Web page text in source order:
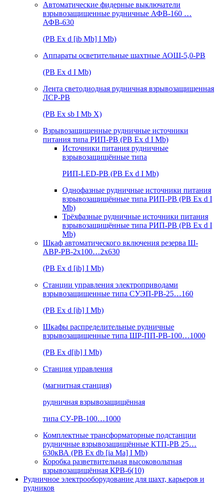
Автоматические фидерные выключатели
взрывозащищенные рудничные АФВ-160 …
АФВ-630
(РВ Ex d [ib Mb] I Mb)
Аппараты осветительные шахтные АОШ-5,0-РВ
(РВ Ex d I Mb)
Лента светодиодная рудничная взрывозащищенная
ЛСР-РВ
(РВ Ex sb I Mb Х)
Взрывозащищенные рудничные источники
питания типа РИП-РВ (РВ Ex d I Mb)
Источники питания рудничные
взрывозащищённые типа
РИП-LED-РВ (РВ Ex d I Mb)
Однофазные рудничные источники питания
взрывозащищённые типа РИП-РВ (РВ Ex d I
Mb)
Трёхфазные рудничные источники питания
взрывозащищённые типа РИП-РВ (РВ Ex d I
Mb)
Шкаф автоматического включения резерва Ш-
АВР-РВ-2х100…2х630
(РВ Ex d [ib] I Mb)
Станции управления электроприводами
взрывозащищенные типа СУЭП-РВ-25…160
(РВ Ex d [ib] I Mb)
Шкафы распределительные рудничные
взрывозащищенные типа ШР-ПП-РВ-100…1000
(РВ Ex d[ib] I Mb)
Станция управления
(магнитная станция)
рудничная взрывозащищённая
типа СУ-РВ-100…1000
Комплектные трансформаторные подстанции
рудничные взрывозащищённые КТП-РВ 25…
630кВА (РВ Ex db [ia Ma] I Mb)
Коробка разветвительная высоковольтная
взрывозащищённая КРВ-6(10)
Рудничное электрооборудование для шахт, карьеров и
рудников